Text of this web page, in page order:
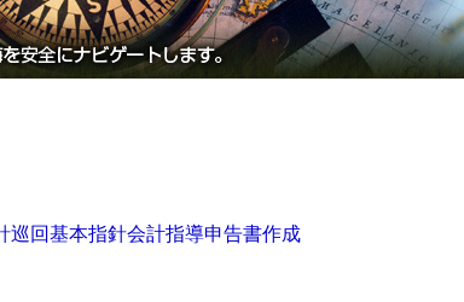
巡回基本指針会計指導申告書作成